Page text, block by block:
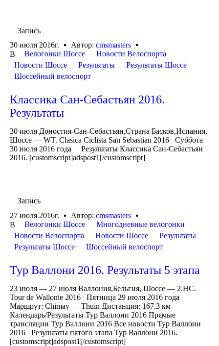
Запись
30 июля 2016г.
Автор: cmsmasters
В
Велогонки Шоссе
Новости Велоспорта
Новости Шоссе
Результаты
Результаты Шоссе
Шоссейный велоспорт
Классика Сан-Себастьян 2016.
Результаты
30 июля Доностия-Сан-Себастьян,Страна Басков,Испания,
Шоссе — WT. Clasica Ciclista San Sebastian 2016 Суббота
30 июля 2016 года Результаты Классика Сан-Себастьян
2016. [customscript]adspost1[/customscript]
Запись
27 июля 2016г.
Автор: cmsmasters
В
Велогонки Шоссе
Многодневные велогонки
Новости Велоспорта
Новости Шоссе
Результаты
Результаты Шоссе
Шоссейный велоспорт
Тур Валлони 2016. Результаты 5 этапа
23 июля — 27 июля Валлония,Бельгия, Шоссе — 2.HC.
Tour de Wallonie 2016 Пятница 29 июля 2016 года
Маршрут: Chimay — Thuin Дистанция: 167.3 км
Календарь/Результаты Тур Валлони 2016 Прямые
трансляции Тур Валлони 2016 Все новости Тур Валлони
2016 Результаты пятого этапа Тур Валлони 2016.
[customscript]adspost1[/customscript]